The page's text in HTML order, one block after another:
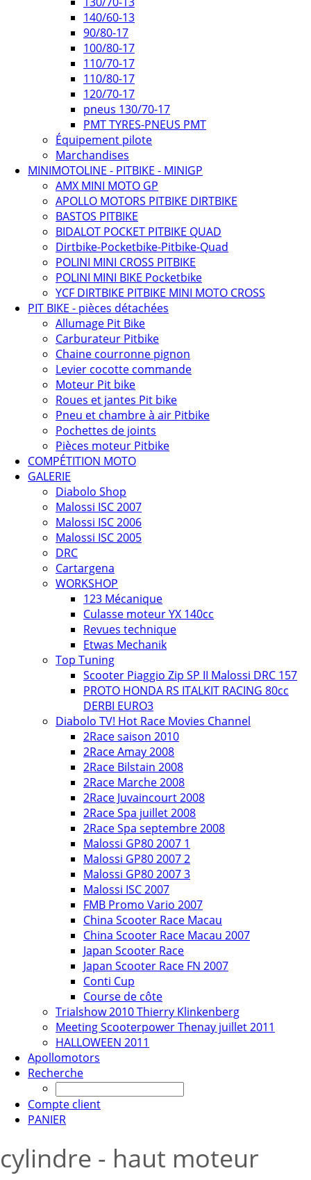
140/60-13
90/80-17
100/80-17
110/70-17
110/80-17
120/70-17
pneus 130/70-17
PMT TYRES-PNEUS PMT
Équipement pilote
Marchandises
MINIMOTOLINE - PITBIKE - MINIGP
AMX MINI MOTO GP
APOLLO MOTORS PITBIKE DIRTBIKE
BASTOS PITBIKE
BIDALOT POCKET PITBIKE QUAD
Dirtbike-Pocketbike-Pitbike-Quad
POLINI MINI CROSS PITBIKE
POLINI MINI BIKE Pocketbike
YCF DIRTBIKE PITBIKE MINI MOTO CROSS
PIT BIKE - pièces détachées
Allumage Pit Bike
Carburateur Pitbike
Chaine courronne pignon
Levier cocotte commande
Moteur Pit bike
Roues et jantes Pit bike
Pneu et chambre à air Pitbike
Pochettes de joints
Pièces moteur Pitbike
COMPÉTITION MOTO
GALERIE
Diabolo Shop
Malossi ISC 2007
Malossi ISC 2006
Malossi ISC 2005
DRC
Cartargena
WORKSHOP
123 Mécanique
Culasse moteur YX 140cc
Revues technique
Etwas Mechanik
Top Tuning
Scooter Piaggio Zip SP II Malossi DRC 157
PROTO HONDA RS ITALKIT RACING 80cc
DERBI EURO3
Diabolo TV! Hot Race Movies Channel
2Race saison 2010
2Race Amay 2008
2Race Bilstain 2008
2Race Marche 2008
2Race Juvaincourt 2008
2Race Spa juillet 2008
2Race Spa septembre 2008
Malossi GP80 2007 1
Malossi GP80 2007 2
Malossi GP80 2007 3
Malossi ISC 2007
FMB Promo Vario 2007
China Scooter Race Macau
China Scooter Race Macau 2007
Japan Scooter Race
Japan Scooter Race FN 2007
Conti Cup
Course de côte
Trialshow 2010 Thierry Klinkenberg
Meeting Scooterpower Thenay juillet 2011
HALLOWEEN 2011
Apollomotors
Recherche
Compte client
PANIER
cylindre - haut moteur